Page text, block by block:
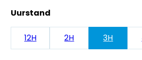
Uurstand
12H 2H 3H